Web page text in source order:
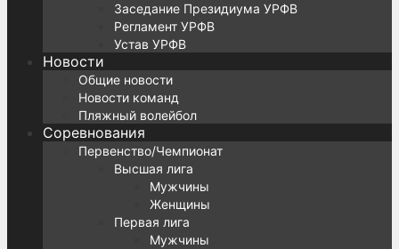
Заседание Президиума УРФВ
Регламент УРФВ
Устав УРФВ
Новости
Общие новости
Новости команд
Пляжный волейбол
Соревнования
Первенство/Чемпионат
Высшая лига
Мужчины
Женщины
Первая лига
Мужчины